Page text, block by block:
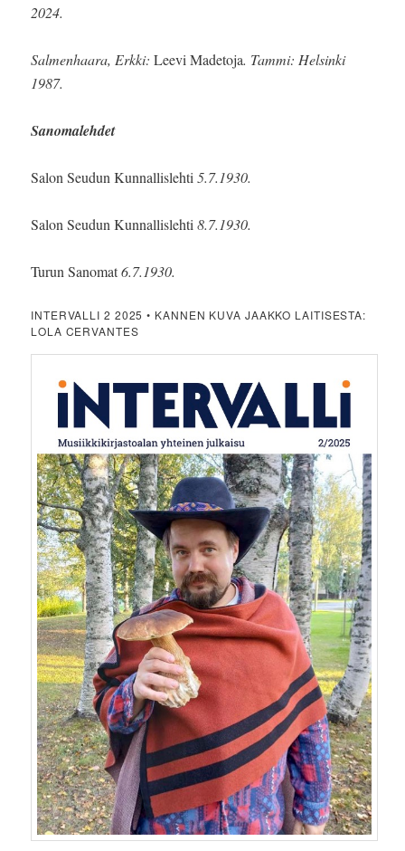
2024.
Salmenhaara, Erkki:Leevi Madetoja. Tammi: Helsinki
1987.
Sanomalehdet
Salon Seudun Kunnallislehti5.7.1930.
Salon Seudun Kunnallislehti8.7.1930.
Turun Sanomat6.7.1930.
INTERVALLI 2 2025 • KANNEN KUVA JAAKKO LAITISESTA:
LOLA CERVANTES